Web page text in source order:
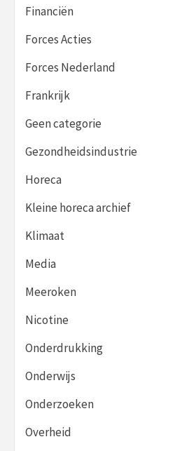
Financiën
Forces Acties
Forces Nederland
Frankrijk
Geen categorie
Gezondheidsindustrie
Horeca
Kleine horeca archief
Klimaat
Media
Meeroken
Nicotine
Onderdrukking
Onderwijs
Onderzoeken
Overheid